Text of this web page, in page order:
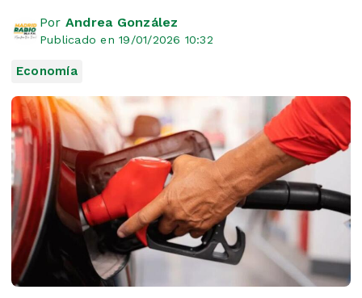
Por Andrea González
Publicado en 19/01/2026 10:32
Economía